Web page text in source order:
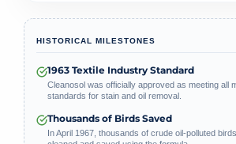
HISTORICAL MILESTONES
1963 Textile Industry Standard
Cleanosol was officially approved as meeting all
standards for stain and oil removal.
Thousands of Birds Saved
In April 1967, thousands of crude oil-polluted